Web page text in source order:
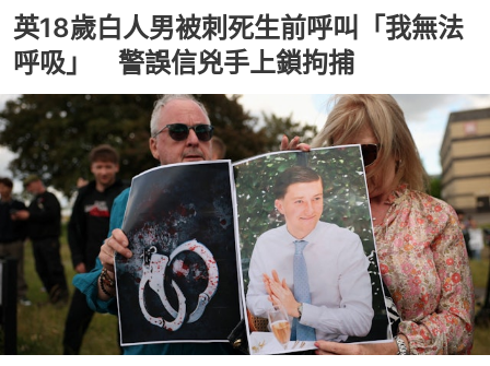
英18歲白人男被刺死生前呼叫「我無法
呼吸」 警誤信兇手上鎖拘捕